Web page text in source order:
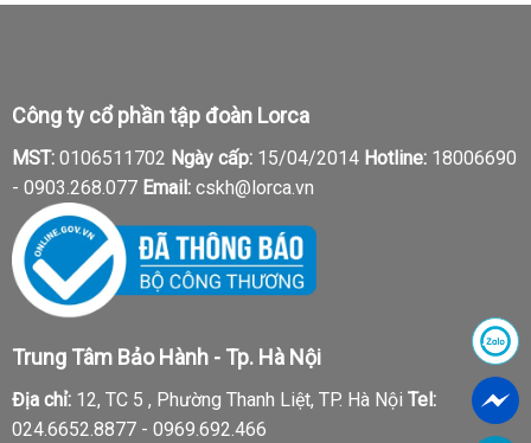
Công ty cổ phần tập đoàn Lorca
MST:0106511702 Ngày cấp:15/04/2014 Hotline:18006690
- 0903.268.077 Email:cskh@lorca.vn
Trung Tâm Bảo Hành - Tp. Hà Nội
Địa chỉ:12, TC 5 , Phường Thanh Liệt, TP. Hà Nội Tel:
024.6652.8877 - 0969.692.466